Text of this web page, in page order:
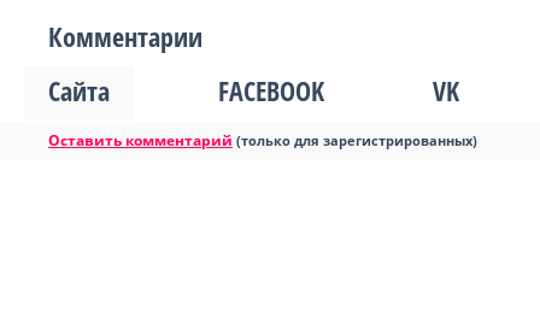
Комментарии
Сайта
FACEBOOK VK
Оставить комментарий (только для зарегистрированных)